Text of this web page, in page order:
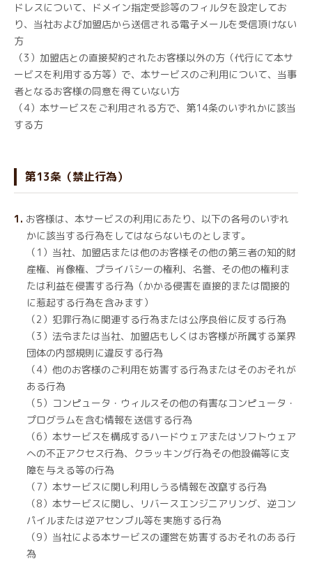
ドレスについて、ドメイン指定受診等のフィルタを設定してお
り、当社および加盟店から送信される電子メールを受信頂けない
方
（3）加盟店との直接契約されたお客様以外の方（代行にて本サ
ービスを利用する方等）で、本サービスのご利用について、当事
者となるお客様の同意を得ていない方
（4）本サービスをご利用される方で、第14条のいずれかに該当
する方
第13条（禁止行為）
お客様は、本サービスの利用にあたり、以下の各号のいずれ
かに該当する行為をしてはならないものとします。
（1）当社、加盟店または他のお客様その他の第三者の知的財
産権、肖像権、プライバシーの権利、名誉、その他の権利ま
たは利益を侵害する行為（かかる侵害を直接的または間接的
に惹起する行為を含みます）
（2）犯罪行為に関連する行為または公序良俗に反する行為
（3）法令または当社、加盟店もしくはお客様が所属する業界
団体の内部規則に違反する行為
（4）他のお客様のご利用を妨害する行為またはそのおそれが
ある行為
（5）コンピュータ・ウィルスその他の有害なコンピュータ・
プログラムを含む情報を送信する行為
（6）本サービスを構成するハードウェアまたはソフトウェア
への不正アクセス行為、クラッキング行為その他設備等に支
障を与える等の行為
（7）本サービスに関し利用しうる情報を改竄する行為
（8）本サービスに関し、リバースエンジニアリング、逆コン
パイルまたは逆アセンブル等を実施する行為
（9）当社による本サービスの運営を妨害するおそれのある行
為